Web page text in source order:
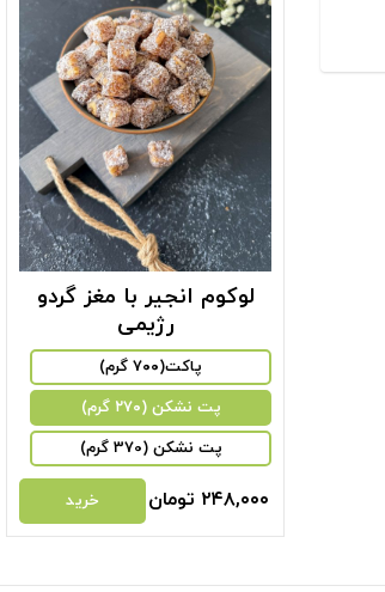
لوکوم انجیر با مغز گردو
رژیمی
پاکت(۷۰۰ گرم)
‌پت نشکن (۲۷۰ گرم)
پت نشکن (370 گرم)
۲۴۸,۰۰۰ تومان خرید